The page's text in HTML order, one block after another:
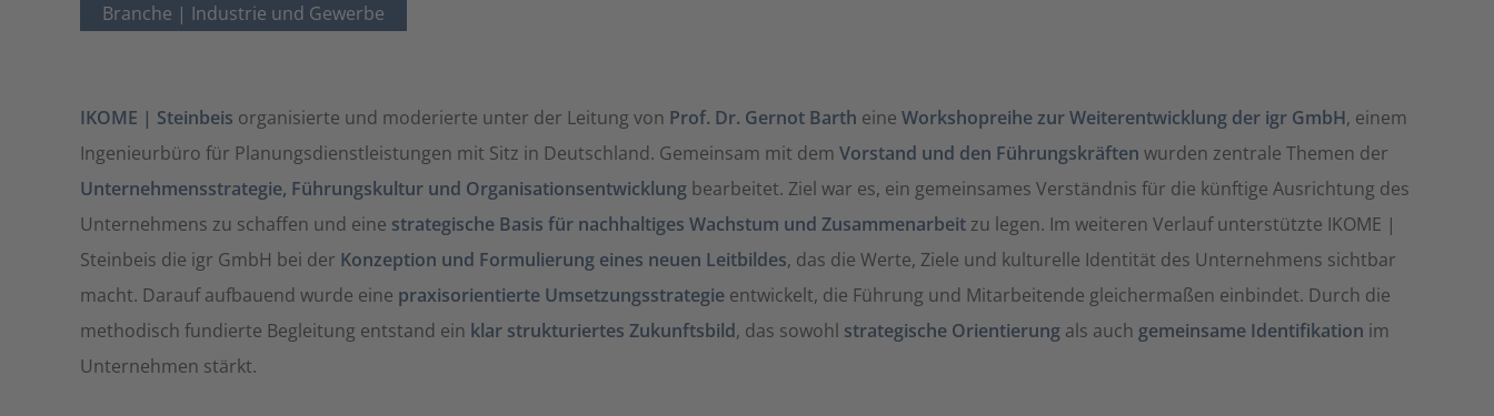
Branche | Industrie und Gewerbe
IKOME | Steinbeis organisierte und moderierte unter der Leitung von Prof. Dr. Gernot Barth eine Workshopreihe zur Weiterentwicklung der igr GmbH, einem
Ingenieurbüro für Planungsdienstleistungen mit Sitz in Deutschland. Gemeinsam mit dem Vorstand und den Führungskräften wurden zentrale Themen der
Unternehmensstrategie, Führungskultur und Organisationsentwicklung bearbeitet. Ziel war es, ein gemeinsames Verständnis für die künftige Ausrichtung des
Unternehmens zu schaffen und eine strategische Basis für nachhaltiges Wachstum und Zusammenarbeit zu legen. Im weiteren Verlauf unterstützte IKOME |
Steinbeis die igr GmbH bei der Konzeption und Formulierung eines neuen Leitbildes, das die Werte, Ziele und kulturelle Identität des Unternehmens sichtbar
macht. Darauf aufbauend wurde eine praxisorientierte Umsetzungsstrategie entwickelt, die Führung und Mitarbeitende gleichermaßen einbindet. Durch die
methodisch fundierte Begleitung entstand ein klar strukturiertes Zukunftsbild, das sowohl strategische Orientierung als auch gemeinsame Identifikation im
Unternehmen stärkt.